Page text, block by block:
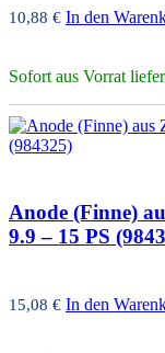
10,88 € In den
Sofort aus Vorrat
Anode (Finne)
9.9 – 15 PS
15,08 € In den